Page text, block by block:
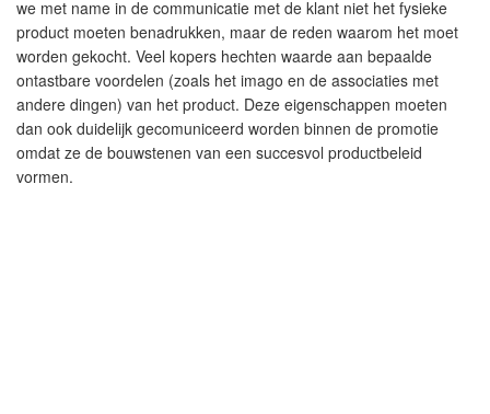
we met name in de communicatie met de klant niet het fysieke
product moeten benadrukken, maar de reden waarom het moet
worden gekocht. Veel kopers hechten waarde aan bepaalde
ontastbare voordelen (zoals het imago en de associaties met
andere dingen) van het product. Deze eigenschappen moeten
dan ook duidelijk gecomuniceerd worden binnen de promotie
omdat ze de bouwstenen van een succesvol productbeleid
vormen.